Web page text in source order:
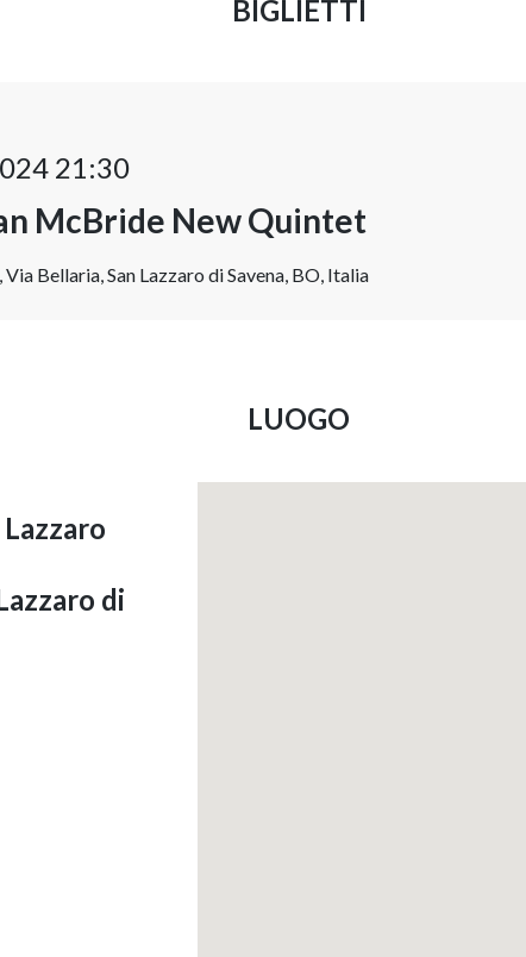
BIGLIETTI
21:30
McBride New Quintet
Via Bellaria, San Lazzaro di Savena, BO, Italia
LUOGO
di